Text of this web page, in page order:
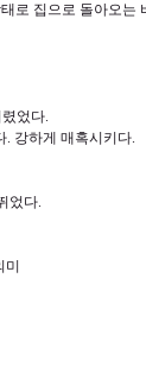
로 집으로 돌아오는
었다.
. 강하게 매혹시키다.
었다.